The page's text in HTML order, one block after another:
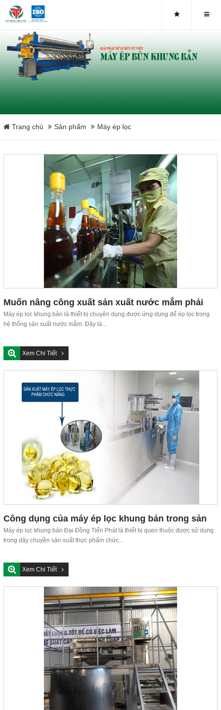
Close
Trang chủ Sản phẩm Máy ép lọc
Muốn nâng công xuất sản xuất nước mắm phải
cần máy ép nào?
Máy ép lọc khung bản là thiết bị chuyên dụng được ứng dụng để ép lọc trong
hệ thống sản xuất nước mắm. Đây là...
Xem Chi Tiết
Công dụng của máy ép lọc khung bản trong sản
xuất thực phẩm chức năng
Máy ép lọc khung bản Đại Đồng Tiến Phát là thiết bị quen thuộc được sử dụng
trong dây chuyền sản xuất thực phẩm chức...
Xem Chi Tiết